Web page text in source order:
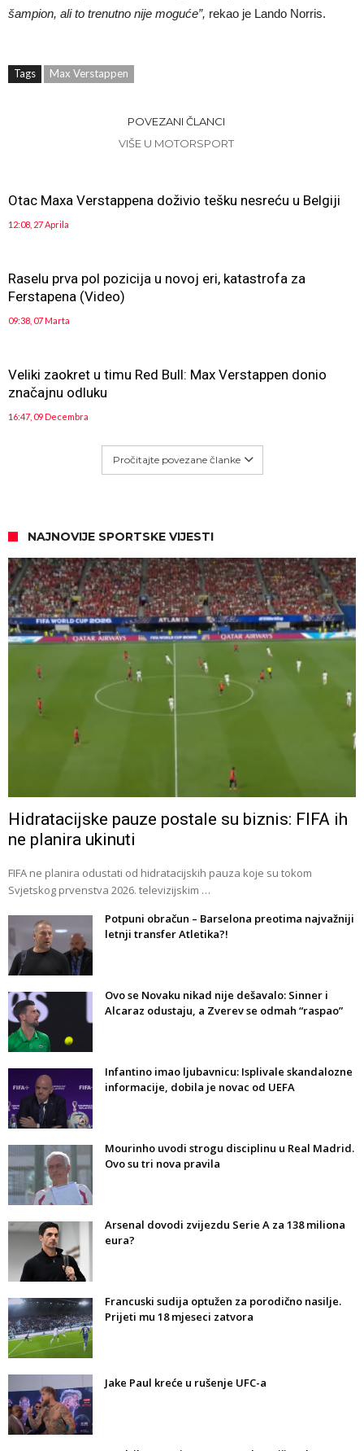
šampion, ali to trenutno nije moguće”, rekao je Lando Norris.
Tags Max Verstappen
POVEZANI ČLANCI
VIŠE U MOTORSPORT
Otac Maxa Verstappena doživio tešku nesreću u Belgiji
12:08, 27 Aprila
Raselu prva pol pozicija u novoj eri, katastrofa za
Ferstapena (Video)
09:38, 07 Marta
Veliki zaokret u timu Red Bull: Max Verstappen donio
značajnu odluku
16:47, 09 Decembra
Pročitajte povezane članke
NAJNOVIJE SPORTSKE VIJESTI
Hidratacijske pauze postale su biznis: FIFA ih
ne planira ukinuti
FIFA ne planira odustati od hidratacijskih pauza koje su tokom
Svjetskog prvenstva 2026. televizijskim …
Potpuni obračun – Barselona preotima najvažniji
letnji transfer Atletika?!
Ovo se Novaku nikad nije dešavalo: Sinner i
Alcaraz odustaju, a Zverev se odmah “raspao”
Infantino imao ljubavnicu: Isplivale skandalozne
informacije, dobila je novac od UEFA
Mourinho uvodi strogu disciplinu u Real Madrid.
Ovo su tri nova pravila
Arsenal dovodi zvijezdu Serie A za 138 miliona
eura?
Francuski sudija optužen za porodično nasilje.
Prijeti mu 18 mjeseci zatvora
Jake Paul kreće u rušenje UFC-a